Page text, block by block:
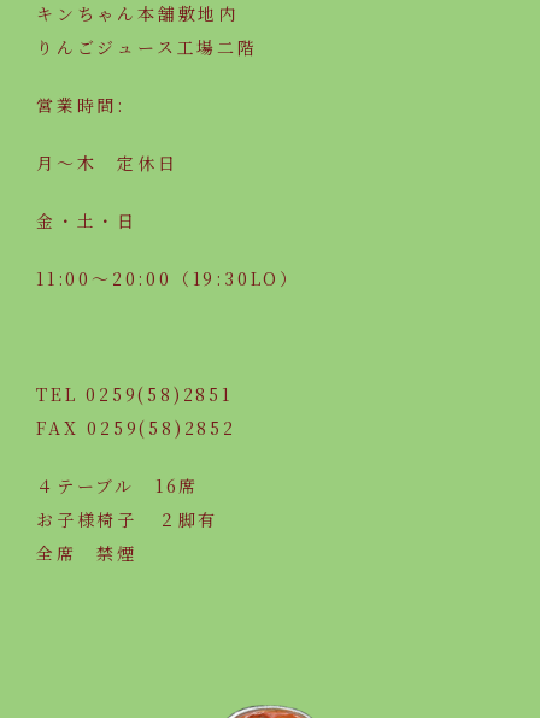
キンちゃん本舗敷地内
りんごジュース工場二階
営業時間:
月～木 定休日
金・土・日
11:00～20:00（19:30LO）
TEL 0259(58)2851
FAX 0259(58)2852
４テーブル 16席
お子様椅子 ２脚有
全席 禁煙